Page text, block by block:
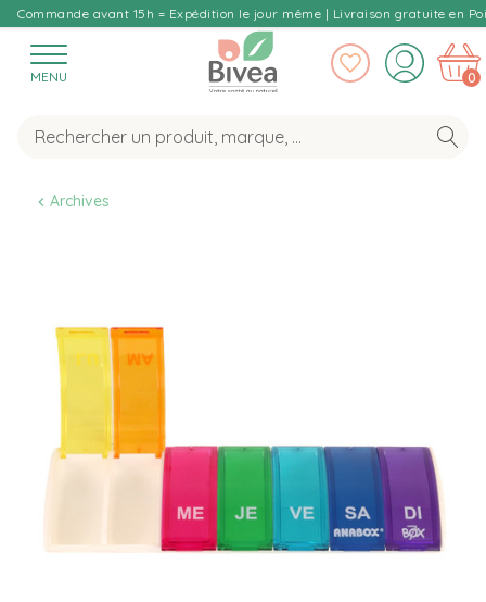
Commande avant 15h = Expédition le jour même | Livraison gratuite en
MENU 0
Archives